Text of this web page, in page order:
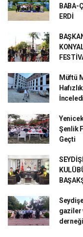
BABA-
ERDİ
Müftü
İnceledi
Şenlik
Geçti
gaziler